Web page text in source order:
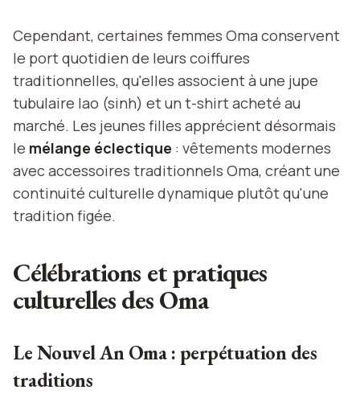
Cependant, certaines femmes Oma conservent
le port quotidien de leurs coiffures
traditionnelles, qu'elles associent à une jupe
tubulaire lao (sinh) et un t-shirt acheté au
marché. Les jeunes filles apprécient désormais
le mélange éclectique : vêtements modernes
avec accessoires traditionnels Oma, créant une
continuité culturelle dynamique plutôt qu'une
tradition figée.
Célébrations et pratiques
culturelles des Oma
Le Nouvel An Oma : perpétuation des
traditions